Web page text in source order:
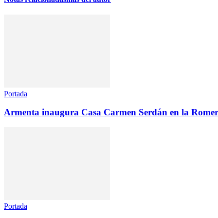
Portada
Armenta inaugura Casa Carmen Serdán en la
Portada